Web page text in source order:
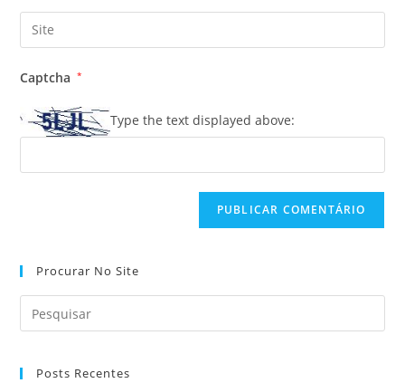
de
usuário
para
endereço
de
mail
comentar
Digite
o
seu
site
Captcha *
Type the text displayed above:
Procurar No Site
Posts Recentes